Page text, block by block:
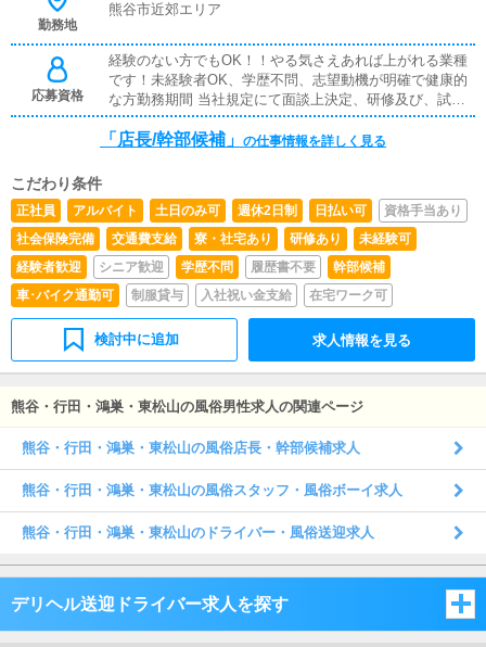
勤務地
熊谷市近郊エリア
応募資格
経験のない方でもOK！！やる気さえあれば上がれる業種
です！未経験者OK、学歴不問、志望動機が明確で健康的
な方勤務期間 当社規定にて面談上決定、研修及び、試用
期間最高で2か月まで。当社は年功序列ではなく、能力と
あなたの頑張り次第で昇給・昇格又は独立開業やグループ
「店長/幹部候補」 の仕事情報を詳しく見る
こだわり条件
正社員 アルバイト 土日のみ可 週休2日制 日払い可
資格手当あり
社会保険完備
交通費支給 寮・社宅あり 研修あり
未経験可
経験者歓迎
シニア歓迎 学歴不問 履歴書不要
幹部候補
車･バイク通勤可
制服貸与 入社祝い金支給 在宅ワーク可
検討中に追加 求人情報を見る
熊谷・行田・鴻巣・東松山の風俗男性求人の関連ページ
熊谷・行田・鴻巣・東松山の風俗店長・幹部候補求人
熊谷・行田・鴻巣・東松山の風俗スタッフ・風俗ボーイ求人
熊谷・行田・鴻巣・東松山のドライバー・風俗送迎求人
デリヘル送迎ドライバー求人を探す